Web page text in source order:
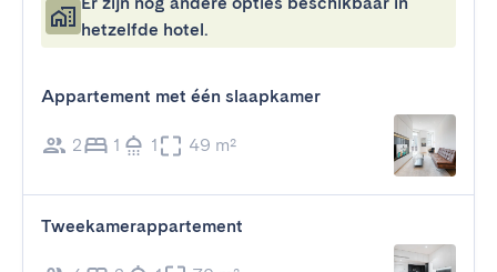
hetzelfde hotel.
Appartement met één slaapkamer
2 1 1 49 m²
Tweekamerappartement